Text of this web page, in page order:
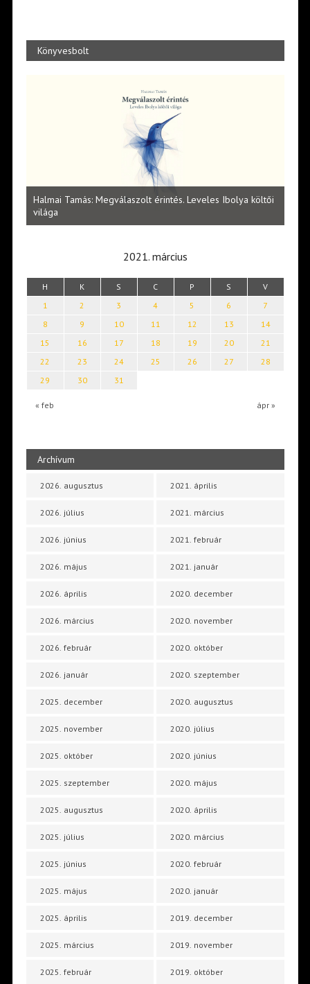
Könyvesbolt
Halmai Tamás: Megválaszolt érintés. Leveles Ibolya költői
világa
2021. március
H K S C P S V
« feb ápr »
1 2 3 4 5 6
7
8
9 10 11 12 13
14
15
16 17 18 19 20
21
22
23 24 25 26 27
28
29
30 31
Archívum
2026. augusztus
2026. július
2026. június
2026. május
2026. április
2026. március
2026. február
2026. január
2025. december
2025. november
2025. október
2025. szeptember
2025. augusztus
2025. július
2025. június
2025. május
2025. április
2025. március
2025. február
2021. április
2021. március
2021. február
2021. január
2020. december
2020. november
2020. október
2020. szeptember
2020. augusztus
2020. július
2020. június
2020. május
2020. április
2020. március
2020. február
2020. január
2019. december
2019. november
2019. október